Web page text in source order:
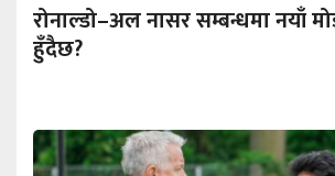
रोनाल्डो–अल नासर सम्बन्धमा नयाँ
हुँदैछ?